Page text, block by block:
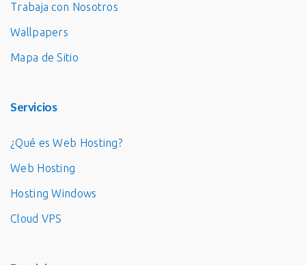
Trabaja con Nosotros
Wallpapers
Mapa de Sitio
Servicios
¿Qué es Web Hosting?
Web Hosting
Hosting Windows
Cloud VPS